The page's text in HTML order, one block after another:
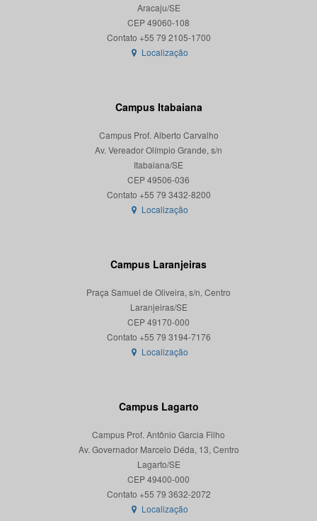
Aracaju/SE
CEP 49060-108
Localização
Campus Itabaiana
Campus Prof. Alberto Carvalho
Av. Vereador Olímpio Grande, s/n
Itabaiana/SE
CEP 49506-036
Localização
Campus Laranjeiras
Praça Samuel de Oliveira, s/n, Centro
Laranjeiras/SE
CEP 49170-000
Localização
Campus Lagarto
Campus Prof. Antônio Garcia Filho
Av. Governador Marcelo Déda, 13, Centro
Lagarto/SE
CEP 49400-000
Localização